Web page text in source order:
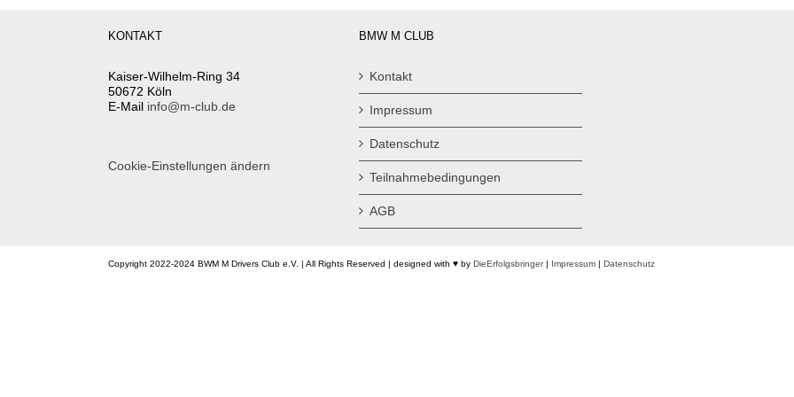
KONTAKT
Kaiser-Wilhelm-Ring 34
50672 Köln
E-Mail info@m-club.de
Cookie-Einstellungen ändern
BMW M CLUB
Kontakt
Impressum
Datenschutz
Teilnahmebedingungen
AGB
Copyright 2022-2024 BWM M Drivers Club e.V. | All Rights Reserved | designed with ♥ by DieErfolgsbringer| Impressum | Datenschutz